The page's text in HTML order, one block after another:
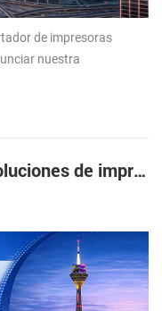
de impresoras
nuestra
2024 en Dubai.
Descubra las innovadoras soluciones de impresión térmica de Xiamen Cashino en EuroShop 2026.